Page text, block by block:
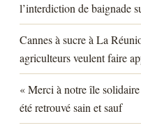
l’interdiction de baignade
Cannes à sucre à La
agriculteurs veulent faire
« Merci à notre île
été retrouvé sain et sauf